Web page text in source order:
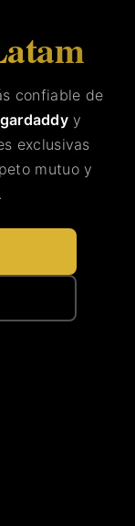
confiable de
y
exclusivas
mutuo y